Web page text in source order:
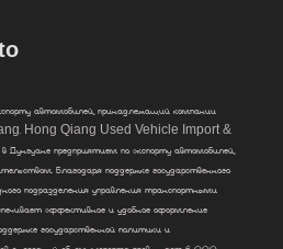
автомобилей, принадлежащий компании
Hong Qiang Used Vehicle Import &
предприятием по экспорту автомобилей,
Благодаря поддержке государственного
подразделения управления транспортными
эффективное и удобное оформление
государственной политики и